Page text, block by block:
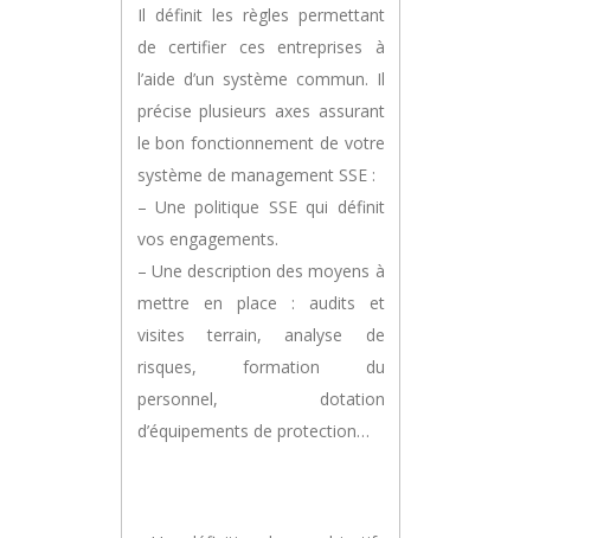
Il définit les règles permettant
de certifier ces entreprises à
l’aide d’un système commun. Il
précise plusieurs axes assurant
le bon fonctionnement de votre
système de management SSE :
– Une politique SSE qui définit
vos engagements.
– Une description des moyens à
mettre en place : audits et
visites terrain, analyse de
risques, formation du
personnel, dotation
d’équipements de protection…